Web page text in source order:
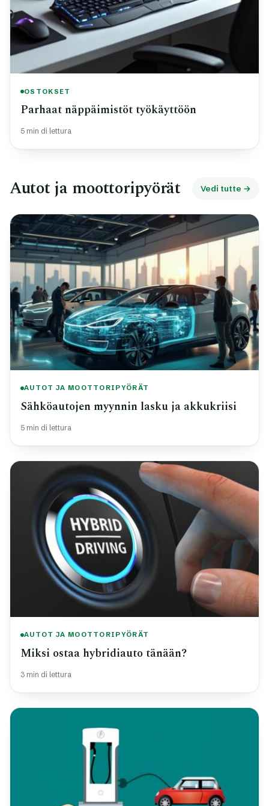
OSTOKSET
Parhaat näppäimistöt työkäyttöön
5 min di lettura
Autot ja moottoripyörät Vedi tutte →
AUTOT JA MOOTTORIPYÖRÄT
Sähköautojen myynnin lasku ja akkukriisi
5 min di lettura
AUTOT JA MOOTTORIPYÖRÄT
Miksi ostaa hybridiauto tänään?
3 min di lettura